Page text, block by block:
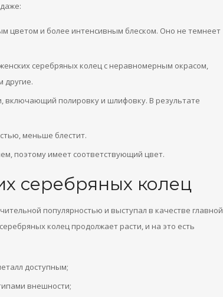
цветом и более интенсивным блеском. Оно не темнеет
серебряных колец с неравномерным окрасом,
другие.
включающий полировку и шлифовку. В результате
меньше блестит.
поэтому имеет соответствующий цвет.
серебряных колец
популярностью и выступал в качестве главной
колец продолжает расти, и на это есть
доступным;
внешности;